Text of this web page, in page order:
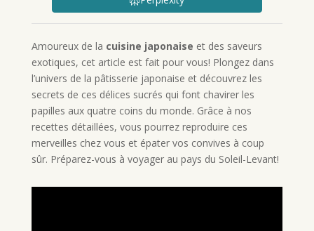
Amoureux de la cuisine japonaise et des saveurs
exotiques, cet article est fait pour vous! Plongez dans
l’univers de la pâtisserie japonaise et découvrez les
secrets de ces délices sucrés qui font chavirer les
papilles aux quatre coins du monde. Grâce à nos
recettes détaillées, vous pourrez reproduire ces
merveilles chez vous et épater vos convives à coup
sûr. Préparez-vous à voyager au pays du Soleil-Levant!